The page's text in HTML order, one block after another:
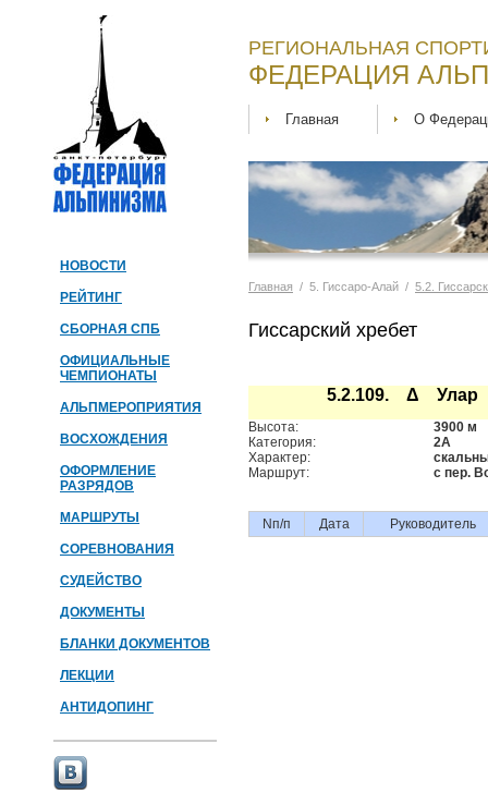
НОВОСТИ
РЕЙТИНГ
СБОРНАЯ СПБ
ОФИЦИАЛЬНЫЕ
ЧЕМПИОНАТЫ
АЛЬПМЕРОПРИЯТИЯ
ВОСХОЖДЕНИЯ
ОФОРМЛЕНИЕ
РАЗРЯДОВ
МАРШРУТЫ
СОРЕВНОВАНИЯ
СУДЕЙСТВО
ДОКУМЕНТЫ
БЛАНКИ ДОКУМЕНТОВ
ЛЕКЦИИ
АНТИДОПИНГ
РЕГИОНАЛЬНАЯ
ФЕДЕРАЦИЯ
Главная О
Главная / 5. Гиссаро-Алай / 5.2.
Гиссарский хребет
5.2.109. Δ Улар
Высота:
3900 м
Категория:
2А
Характер:
Маршрут:
с пер.
Nп/п Дата Руководитель